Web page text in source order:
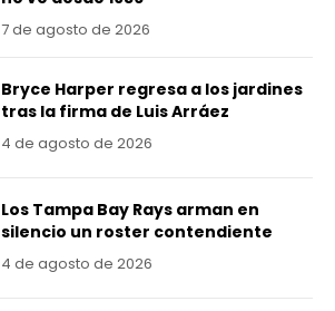
7 de agosto de 2026
Bryce Harper regresa a los jardines
tras la firma de Luis Arráez
4 de agosto de 2026
Los Tampa Bay Rays arman en
silencio un roster contendiente
4 de agosto de 2026